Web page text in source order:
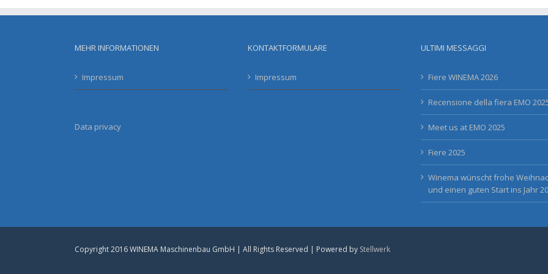
MEHR INFORMATIONEN
Impressum
Data privacy
KONTAKTFORMULARE
Impressum
ULTIMI MESSAGGI
Fiere WINEMA 2026
Recensione della fiera EMO
Meet us at EMO 2025
Fiere 2025
Winema wünscht frohe
und einen guten Start ins Jahr
Copyright 2016 WINEMA Maschinenbau GmbH | All Rights Reserved | Powered by Stellwerk